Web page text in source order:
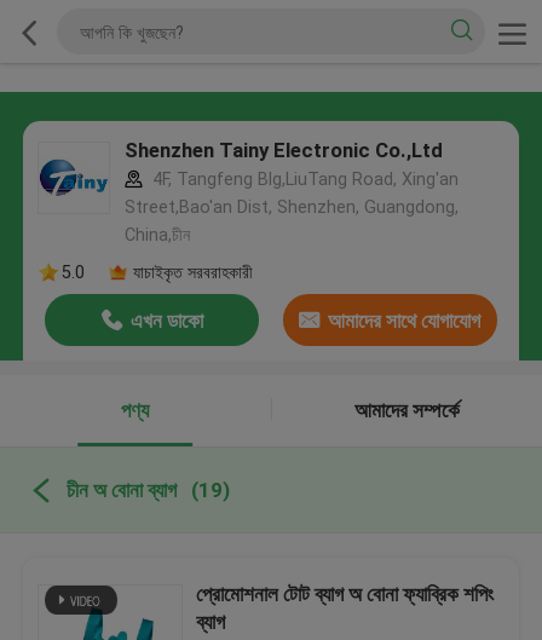
Shenzhen Tainy Electronic Co.,Ltd
4F, Tangfeng Blg,LiuTang Road, Xing'an
Street,Bao'an Dist, Shenzhen, Guangdong,
China,চীন
5.0
যাচাইকৃত সরবরাহকারী
এখন ডাকো আমাদের সাথে যোগাযোগ
পণ্য
আমাদের সম্পর্কে
চীন অ বোনা ব্যাগ (19)
প্রোমোশনাল টোট ব্যাগ অ বোনা ফ্যাব্রিক শপিং
ব্যাগ